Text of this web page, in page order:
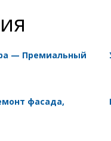
— Премиальный
фасада,